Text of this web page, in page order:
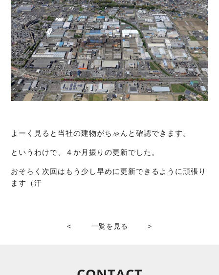
よーく見ると当社の建物がちゃんと確認できます。
というわけで、４か月振りの更新でした。
おそらく次回はもう少し早めに更新できるように頑張り
ます（汗
< 一覧を見る >